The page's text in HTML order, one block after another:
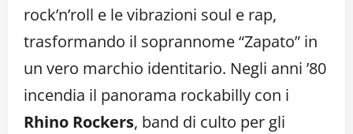
rock’n’roll e le vibrazioni soul e rap,
trasformando il soprannome “Zapato” in
un vero marchio identitario. Negli anni ’80
incendia il panorama rockabilly con i
Rhino Rockers, band di culto per gli